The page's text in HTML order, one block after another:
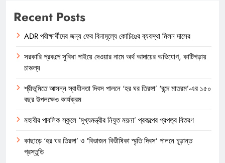
Recent Posts
ADR পরীক্ষার্থীদের জন্য ফের বিনামূল্যে কোচিঙের ব্যবস্থা মিলন দাসের
সরকারি প্রকল্পে সুবিধা পাইয়ে দেওয়ার নামে অর্থ আদায়ের অভিযোগ, কাটিগড়ায়
চাঞ্চল্য
শ্রীভূমিতে আসন্ন স্বাধীনতা দিবস পালনে ‘হর ঘর তিরঙ্গা’ ‘বন্দে মাতরম’-এর ১৫০
বছর উপলক্ষেও কার্যক্রম
মহাবীর পাবলিক স্কুলে ‘মুখ্যমন্ত্রীর নিযুত ময়না’ প্রকল্পের প্রপত্র বিতরণ
কাছাড়ে ‘হর ঘর তিরঙ্গা’ ও ‘বিভাজন বিভীষিকা স্মৃতি দিবস’ পালনে চূড়ান্ত
প্রস্তুতি